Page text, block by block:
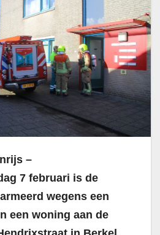
–
7 februari is de
wegens een
een woning aan de